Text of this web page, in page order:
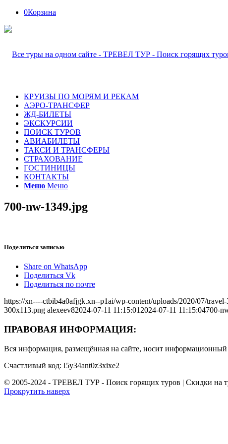
0Корзина
КРУИЗЫ ПО МОРЯМ И РЕКАМ
АЭРО-ТРАНСФЕР
ЖД-БИЛЕТЫ
ЭКСКУРСИИ
ПОИСК ТУРОВ
АВИАБИЛЕТЫ
ТАКСИ И ТРАНСФЕРЫ
СТРАХОВАНИЕ
ГОСТИНИЦЫ
КОНТАКТЫ
Меню Меню
700-nw-1349.jpg
Поделиться записью
Share on WhatsApp
Поделиться Vk
Поделиться по почте
https://xn----ctbib4a0afjgk.xn--p1ai/wp-content/uploads/2020/07/
300x113.png alexeev82024-07-11 11:15:01 2024-07-11 11:15:04700-
ПРАВОВАЯ ИНФОРМАЦИЯ:
Вся информация, размещённая на сайте, носит информационный
Счастливый код: l5y34ant0z3xixe2
© 2005-2024 - ТРЕВЕЛ ТУР - Поиск горящих туров | Скидки на
Прокрутить наверх